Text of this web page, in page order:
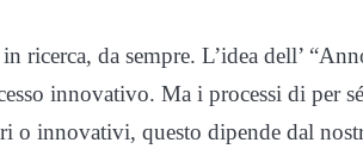
da sempre. L’idea dell’
innovativo. Ma i processi di per
o innovativi, questo dipende dal